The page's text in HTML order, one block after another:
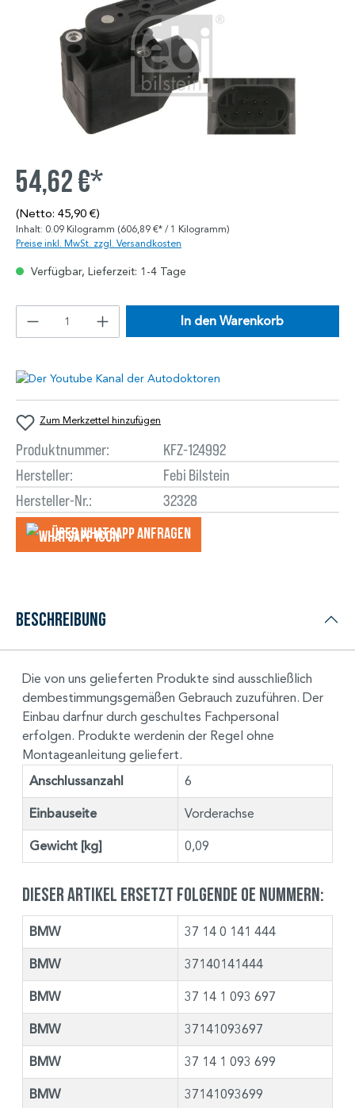
54,62 €*
(Netto: 45,90 €)
Inhalt: 0.09 Kilogramm (606,89 €* / 1 Kilogramm)
Preise inkl. MwSt. zzgl. Versandkosten
Verfügbar, Lieferzeit: 1-4 Tage
In den Warenkorb
Zum Merkzettel hinzufügen
Produktnummer:
KFZ-124992
Hersteller:
Febi Bilstein
Hersteller-Nr.:
32328
Über WhatsApp anfragеn
Beschreibung
Die von uns gelieferten Produkte sind ausschließlich
dembestimmungsgemäßen Gebrauch zuzuführen. Der
Einbau darfnur durch geschultes Fachpersonal
erfolgen. Produkte werdenin der Regel ohne
Montageanleitung geliefert.
Anschlussanzahl 6
Einbauseite Vorderachse
Gewicht [kg] 0,09
Dieser Artikel ersetzt folgende OE Nummern:
BMW 37 14 0 141 444
BMW 37140141444
BMW 37 14 1 093 697
BMW 37141093697
BMW 37 14 1 093 699
BMW 37141093699